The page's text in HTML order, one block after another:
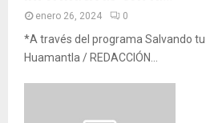
enero 26, 2024 0
*A través del programa Salvando
Huamantla / REDACCIÓN...